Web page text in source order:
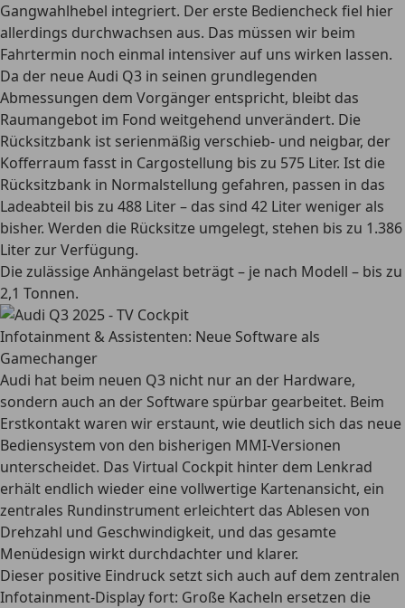
Gangwahlhebel integriert. Der erste Bediencheck fiel hier
allerdings durchwachsen aus. Das müssen wir beim
Fahrtermin noch einmal intensiver auf uns wirken lassen.
Da der neue Audi Q3 in seinen grundlegenden
Abmessungen dem Vorgänger entspricht, bleibt das
Raumangebot im Fond weitgehend unverändert. Die
Rücksitzbank ist serienmäßig verschieb- und neigbar, der
Kofferraum fasst in Cargostellung bis zu 575 Liter. Ist die
Rücksitzbank in Normalstellung gefahren, passen in das
Ladeabteil bis zu 488 Liter – das sind 42 Liter weniger als
bisher. Werden die Rücksitze umgelegt, stehen bis zu 1.386
Liter zur Verfügung.
Die zulässige Anhängelast beträgt – je nach Modell – bis zu
2,1 Tonnen.
Infotainment & Assistenten: Neue Software als
Gamechanger
Audi hat beim neuen Q3 nicht nur an der Hardware,
sondern auch an der Software spürbar gearbeitet. Beim
Erstkontakt waren wir erstaunt, wie deutlich sich das neue
Bediensystem von den bisherigen MMI-Versionen
unterscheidet. Das Virtual Cockpit hinter dem Lenkrad
erhält endlich wieder eine vollwertige Kartenansicht, ein
zentrales Rundinstrument erleichtert das Ablesen von
Drehzahl und Geschwindigkeit, und das gesamte
Menüdesign wirkt durchdachter und klarer.
Dieser positive Eindruck setzt sich auch auf dem zentralen
Infotainment-Display fort: Große Kacheln ersetzen die